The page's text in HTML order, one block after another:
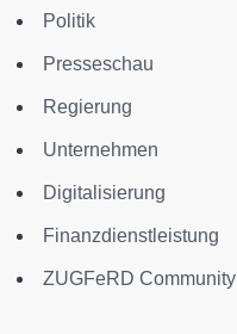
Politik
Presseschau
Regierung
Unternehmen
Digitalisierung
Finanzdienstleistung
ZUGFeRD Community